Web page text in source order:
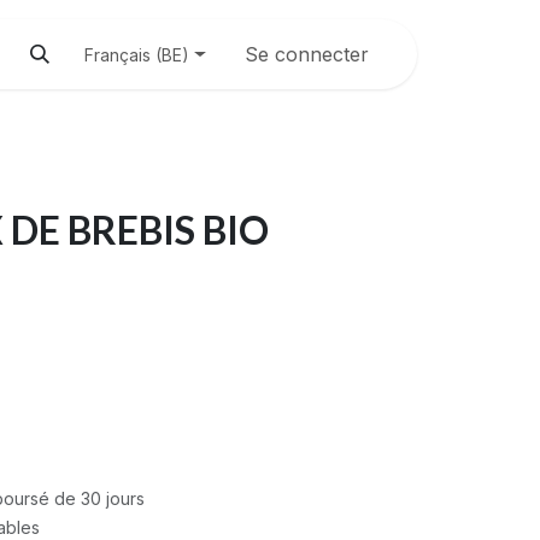
Français (BE) Se connecter
BREBIS BIO
de 30 jours